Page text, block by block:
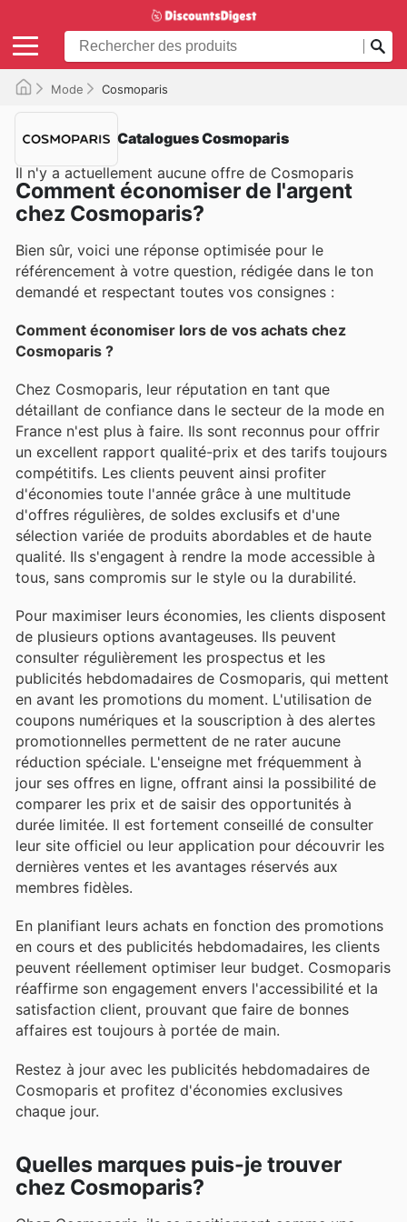
Mode Cosmoparis
Catalogues Cosmoparis
Il n'y a actuellement aucune offre de Cosmoparis
Comment économiser de l'argent
chez Cosmoparis?
Bien sûr, voici une réponse optimisée pour le
référencement à votre question, rédigée dans le ton
demandé et respectant toutes vos consignes :
Comment économiser lors de vos achats chez
Cosmoparis ?
Chez Cosmoparis, leur réputation en tant que
détaillant de confiance dans le secteur de la mode en
France n'est plus à faire. Ils sont reconnus pour offrir
un excellent rapport qualité-prix et des tarifs toujours
compétitifs. Les clients peuvent ainsi profiter
d'économies toute l'année grâce à une multitude
d'offres régulières, de soldes exclusifs et d'une
sélection variée de produits abordables et de haute
qualité. Ils s'engagent à rendre la mode accessible à
tous, sans compromis sur le style ou la durabilité.
Pour maximiser leurs économies, les clients disposent
de plusieurs options avantageuses. Ils peuvent
consulter régulièrement les prospectus et les
publicités hebdomadaires de Cosmoparis, qui mettent
en avant les promotions du moment. L'utilisation de
coupons numériques et la souscription à des alertes
promotionnelles permettent de ne rater aucune
réduction spéciale. L'enseigne met fréquemment à
jour ses offres en ligne, offrant ainsi la possibilité de
comparer les prix et de saisir des opportunités à
durée limitée. Il est fortement conseillé de consulter
leur site officiel ou leur application pour découvrir les
dernières ventes et les avantages réservés aux
membres fidèles.
En planifiant leurs achats en fonction des promotions
en cours et des publicités hebdomadaires, les clients
peuvent réellement optimiser leur budget. Cosmoparis
réaffirme son engagement envers l'accessibilité et la
satisfaction client, prouvant que faire de bonnes
affaires est toujours à portée de main.
Restez à jour avec les publicités hebdomadaires de
Cosmoparis et profitez d'économies exclusives
chaque jour.
Quelles marques puis-je trouver
chez Cosmoparis?